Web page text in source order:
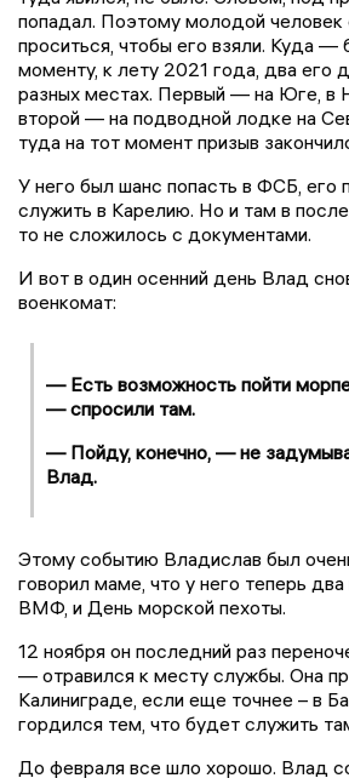
попадал. Поэтому молодой человек
проситься, чтобы его взяли. Куда —
моменту, к лету 2021 года, два его
разных местах. Первый — на Юге, в
второй — на подводной лодке на
туда на тот момент призыв
У него был шанс попасть в ФСБ, его
служить в Карелию. Но и там в
то не сложилось с документами.
И вот в один осенний день Влад
военкомат:
— Есть возможность пойти
— спросили там.
— Пойду, конечно, — не
Влад.
Этому событию Владислав был
говорил маме, что у него теперь
ВМФ, и День морской пехоты.
12 ноября он последний раз
— отравился к месту службы. Она
Калиниграде, если еще точнее – в
гордился тем, что будет служить
До февраля все шло хорошо. Влад